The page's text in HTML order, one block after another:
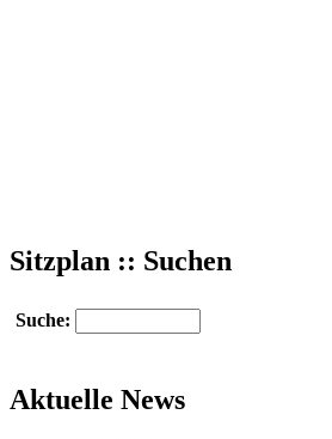
Sitzplan :: Suchen
Suche:
Aktuelle News